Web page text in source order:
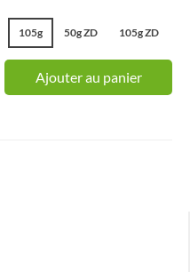
105g 50g ZD 105g ZD
Ajouter au panier